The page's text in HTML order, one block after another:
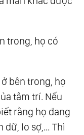
trong, họ có
bên trong, họ
tâm trí. Nếu
rằng họ đang
dữ, lo sợ,… Thì